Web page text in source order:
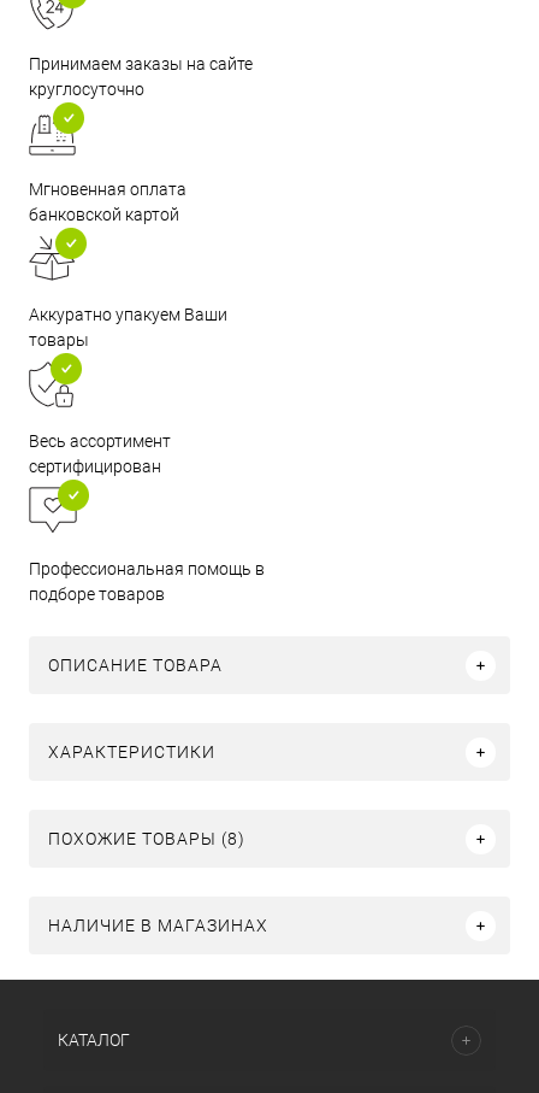
Принимаем заказы на сайте
круглосуточно
Мгновенная оплата
банковской картой
Аккуратно упакуем Ваши
товары
Весь ассортимент
сертифицирован
Профессиональная помощь в
подборе товаров
ОПИСАНИЕ ТОВАРА
ХАРАКТЕРИСТИКИ
ПОХОЖИЕ ТОВАРЫ (8)
НАЛИЧИЕ В МАГАЗИНАХ
КАТАЛОГ